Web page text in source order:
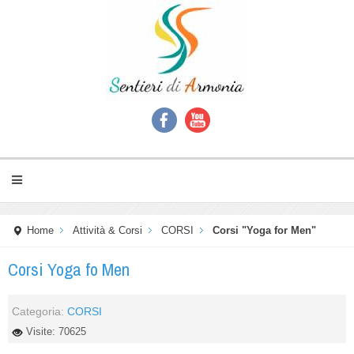
Home Attività & Corsi CORSI Corsi "Yoga for Men"
Corsi Yoga fo Men
Categoria: CORSI
Visite: 70625